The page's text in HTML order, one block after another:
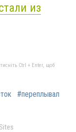
из
Ctrl + Enter, щоб
#переплывал